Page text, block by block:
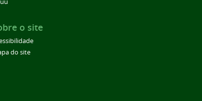
o site
do site